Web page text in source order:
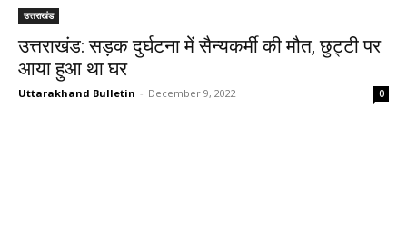
उत्तराखंड
उत्तराखंड: सड़क दुर्घटना में सैन्यकर्मी की मौत, छुट्टी पर
आया हुआ था घर
Uttarakhand Bulletin - December 9, 2022 0